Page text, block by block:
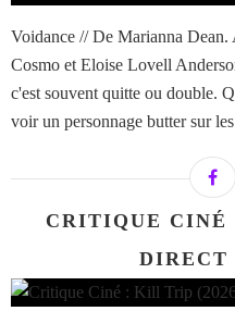
Voidance // De Marianna Dean.
Cosmo et Eloise Lovell
c'est souvent quitte ou double.
voir un personnage butter sur
CRITIQUE
DIRECT